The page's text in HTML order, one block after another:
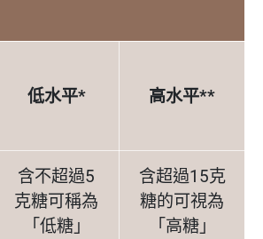
低水平* 高水平**
含不超過5
克糖可稱為
「低糖」
含超過15克
糖的可視為
「高糖」